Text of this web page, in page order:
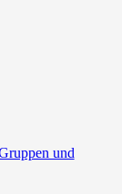
und